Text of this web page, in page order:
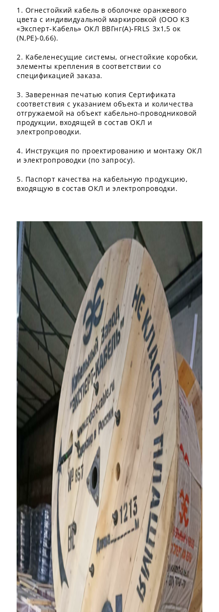
1. Огнестойкий кабель в оболочке оранжевого
цвета с индивидуальной маркировкой (ООО КЗ
«Эксперт-Кабель» ОКЛ ВВГнг(А)-FRLS 3х1,5 ок
(N,PE)-0,66).
2. Кабеленесущие системы, огнестойкие коробки,
элементы крепления в соответствии со
спецификацией заказа.
3. Заверенная печатью копия Сертификата
соответствия с указанием объекта и количества
отгружаемой на объект кабельно-проводниковой
продукции, входящей в состав ОКЛ и
электропроводки.
4. Инструкция по проектированию и монтажу ОКЛ
и электропроводки (по запросу).
5. Паспорт качества на кабельную продукцию,
входящую в состав ОКЛ и электропроводки.